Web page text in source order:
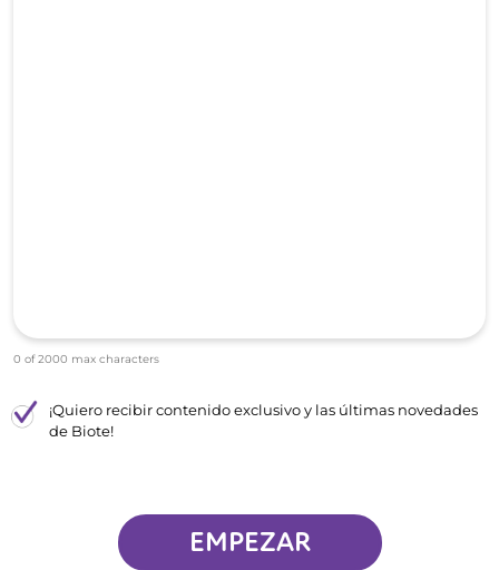
0 of 2000 max characters
¡Quiero recibir contenido exclusivo y las últimas novedades
de Biote!